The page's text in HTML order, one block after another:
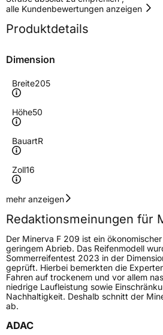
alle Kundenbewertungen anzeigen
Produktdetails
Dimension
Breite205
Höhe50
BauartR
Zoll16
Geschwindigkeitsindex
Höchstgeschwindigkeit
270 km/h
Lastindex91
Höchstlast615 kg
Generelle Merkmale
Fahrzeugtyp
mehr anzeigen
Redaktionsmeinungen für
Der Minerva F 209 ist ein
geringem Abrieb. Das Reifenmodell
Sommerreifentest 2023 in der
geprüft. Hierbei bemerkten die
Fahren auf trockenem und vor allem
niedrige Laufleistung sowie
Nachhaltigkeit. Deshalb schnitt der
ab.
ADAC